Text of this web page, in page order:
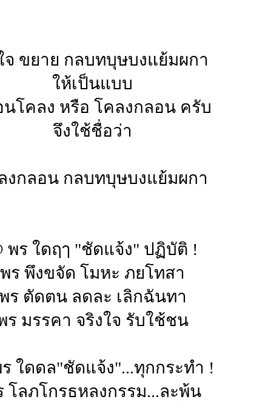
จ ขยาย กลบทบุษบงแย้มผกา
ให้เป็นแบบ
นโคลง หรือ โคลงกลอน ครับ
จึงใช้ชื่อว่า
งกลอน กลบทบุษบงแย้มผกา
พร ใดฤๅ "ชัดแจ้ง" ปฏิบัติ !
พร พึงขจัด โมหะ ภยโทสา
ร ตัดตน ลดละ เลิกฉันทา
ร มรรคา จริงใจ รับใช้ชน
ร ใดดล"ชัดแจ้ง"...ทุกกระทำ !
โลภโกรธหลงกรรม...ละพ้น